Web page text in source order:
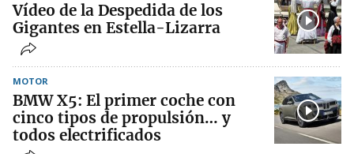
Vídeo de la Despedida de los
Gigantes en Estella-Lizarra
MOTOR
BMW X5: El primer coche con
cinco tipos de propulsión… y
todos electrificados